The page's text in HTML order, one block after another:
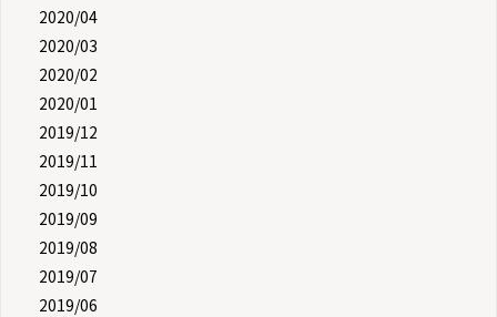
2020/04
2020/03
2020/02
2020/01
2019/12
2019/11
2019/10
2019/09
2019/08
2019/07
2019/06